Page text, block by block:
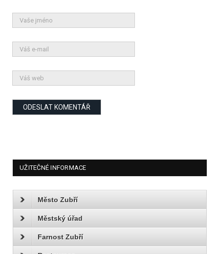
UŽITEČNÉ INFORMACE
Město Zubří
Městský úřad
Farnost Zubří